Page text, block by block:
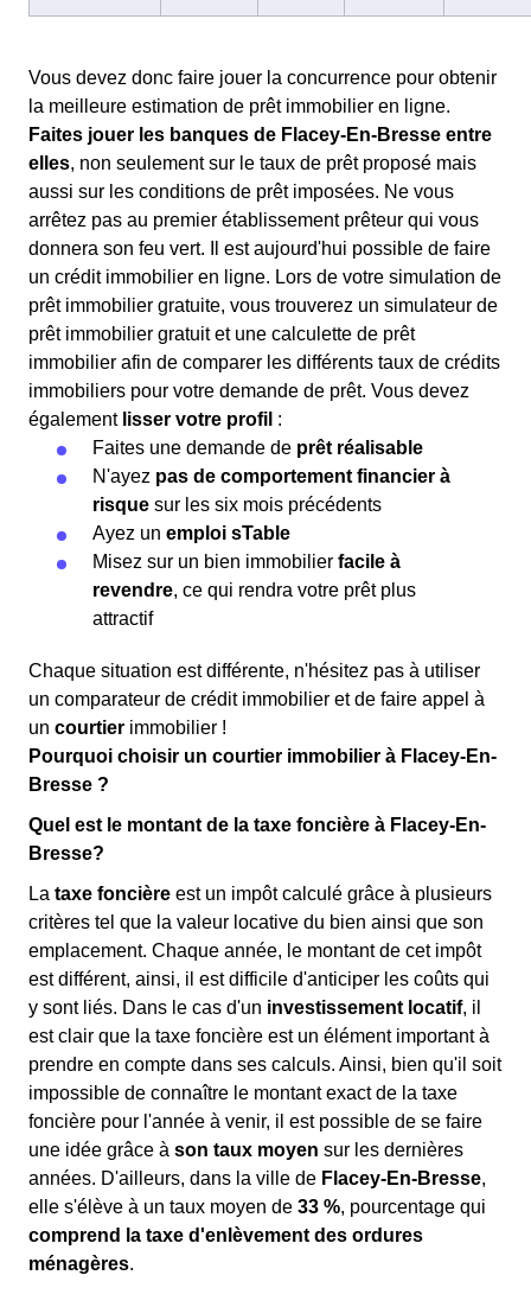
Vous devez donc faire jouer la concurrence pour obtenir
la meilleure estimation de prêt immobilier en ligne.
Faites jouer les banques de Flacey-En-Bresse entre
elles, non seulement sur le taux de prêt proposé mais
aussi sur les conditions de prêt imposées. Ne vous
arrêtez pas au premier établissement prêteur qui vous
donnera son feu vert. Il est aujourd'hui possible de faire
un crédit immobilier en ligne. Lors de votre simulation de
prêt immobilier gratuite, vous trouverez un simulateur de
prêt immobilier gratuit et une calculette de prêt
immobilier afin de comparer les différents taux de crédits
immobiliers pour votre demande de prêt. Vous devez
également lisser votre profil :
Faites une demande de prêt réalisable
N'ayez pas de comportement financier à
risque sur les six mois précédents
Ayez un emploi sTable
Misez sur un bien immobilier facile à
revendre, ce qui rendra votre prêt plus
attractif
Chaque situation est différente, n'hésitez pas à utiliser
un comparateur de crédit immobilier et de faire appel à
un courtier immobilier !
Pourquoi choisir un courtier immobilier à Flacey-En-
Bresse ?
Quel est le montant de la taxe foncière à Flacey-En-
Bresse?
La taxe foncière est un impôt calculé grâce à plusieurs
critères tel que la valeur locative du bien ainsi que son
emplacement. Chaque année, le montant de cet impôt
est différent, ainsi, il est difficile d'anticiper les coûts qui
y sont liés. Dans le cas d'un investissement locatif, il
est clair que la taxe foncière est un élément important à
prendre en compte dans ses calculs. Ainsi, bien qu'il soit
impossible de connaître le montant exact de la taxe
foncière pour l'année à venir, il est possible de se faire
une idée grâce à son taux moyen sur les dernières
années. D'ailleurs, dans la ville de Flacey-En-Bresse,
elle s'élève à un taux moyen de 33 %, pourcentage qui
comprend la taxe d'enlèvement des ordures
ménagères.